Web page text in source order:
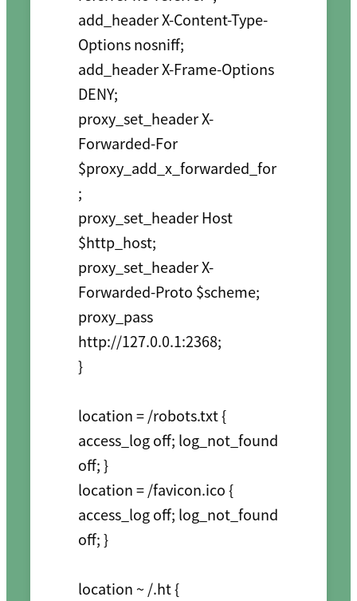
add_header X-Content-Type-
Options nosniff;
add_header X-Frame-Options
DENY;
proxy_set_header X-
Forwarded-For
$proxy_add_x_forwarded_for
;
proxy_set_header Host
$http_host;
proxy_set_header X-
Forwarded-Proto $scheme;
proxy_pass
http://127.0.0.1:2368;
}
location = /robots.txt {
access_log off; log_not_found
off; }
location = /favicon.ico {
access_log off; log_not_found
off; }
location ~ /.ht {